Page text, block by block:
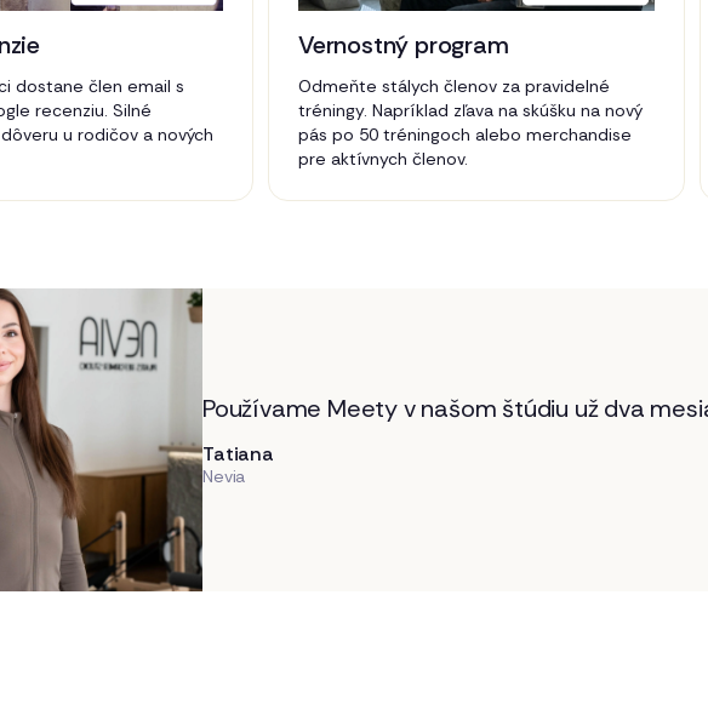
dostane člen email s
recenziu. Silné
u rodičov a nových
Vernostný program
Odmeňte stálych členov za pravidelné
tréningy. Napríklad zľava na skúšku na nový
pás po 50 tréningoch alebo merchandise
pre aktívnych členov.
Používame Meety v našom štúdiu už dva
Tatiana
Nevia